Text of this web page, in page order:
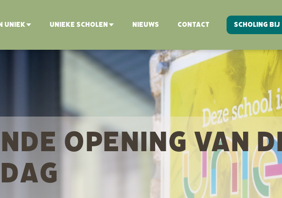
UNIEK UNIEKE SCHOLEN NIEUWS CONTACT SCHOLING
OPENING VAN